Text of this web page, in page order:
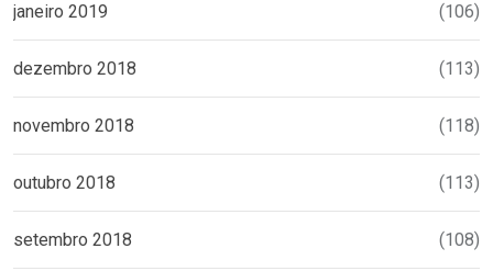
janeiro 2019 (106)
dezembro 2018 (113)
novembro 2018 (118)
outubro 2018 (113)
setembro 2018 (108)